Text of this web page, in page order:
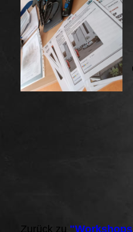
Zurück zu